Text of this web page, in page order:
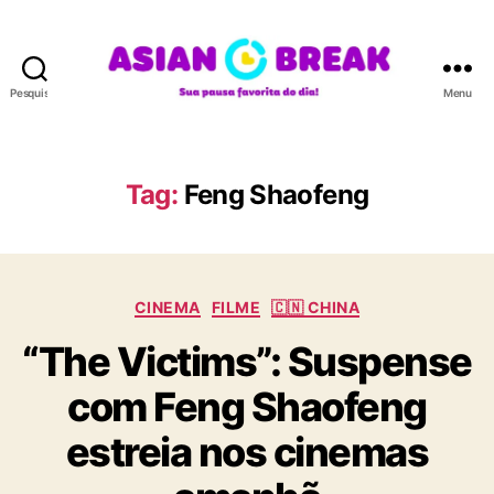
Pesquisar
A
N
R
A
Menu
Tag: Feng Shaofeng
C
t
e
g
o
r
i
CINEMA FILME 🇨🇳 CHINA
“The Victims”: Suspense
com Feng Shaofeng
estreia nos cinemas